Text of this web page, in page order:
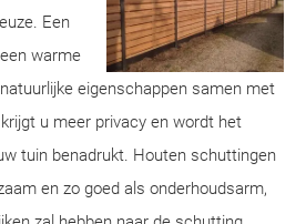
Een
warme
eigenschappen samen met
u meer privacy en wordt het
tuin benadrukt. Houten schuttingen
en zo goed als onderhoudsarm,